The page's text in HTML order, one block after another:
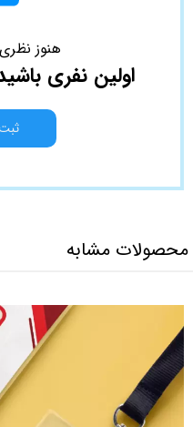
هنوز
اولین نفری
محصولات مشابه